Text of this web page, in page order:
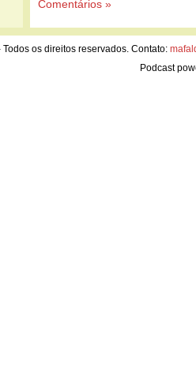
Comentários »
os direitos reservados. Contato:
Podcast